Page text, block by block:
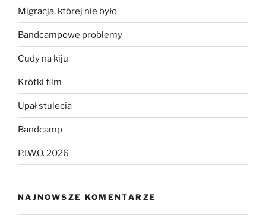
Migracja, której nie było
Bandcampowe problemy
Cudy na kiju
Krótki film
Upał stulecia
Bandcamp
P.I.W.O. 2026
NAJNOWSZE KOMENTARZE